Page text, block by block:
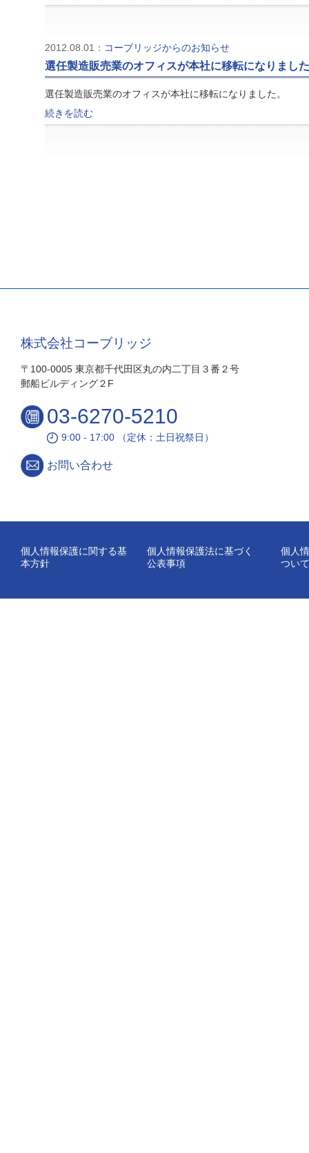
2012.08.01： コーブリッジからのお知らせ
選任製造販売業のオフィスが本社に移転になりまし
選任製造販売業のオフィスが本社に移転になりました。
続きを読む
株式会社コーブリッジ
〒100-0005 東京都千代田区丸の内二丁目３番２号
郵船ビルディング２F
03-6270-5210
9:00 - 17:00 （定休：土日祝祭日）
お問い合わせ
個人情報保護に関する基
本方針
個人情報保護法に基づく
公表事項
個人
ついて